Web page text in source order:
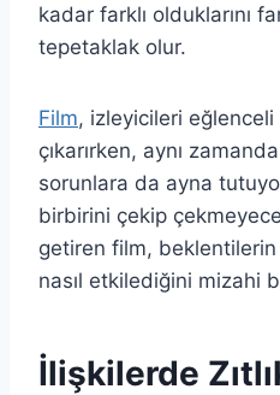
kadar farklı olduklarını
tepetaklak olur.
Film, izleyicileri
çıkarırken, aynı
sorunlara da ayna
birbirini çekip
getiren film, beklentilerin
nasıl etkilediğini mizahi
İlişkilerde